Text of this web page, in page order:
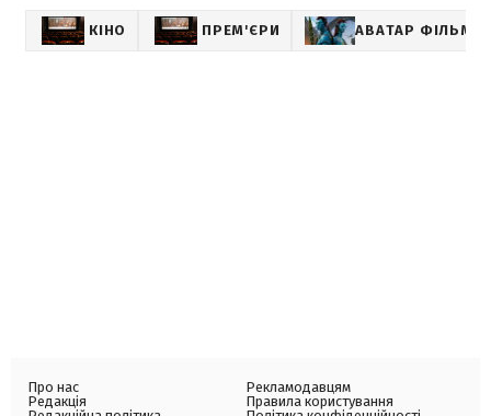
КІНО ПРЕМ'ЄРИ АВАТАР ФІЛЬМ
Про нас
Редакція
Рекламодавцям
Правила користування